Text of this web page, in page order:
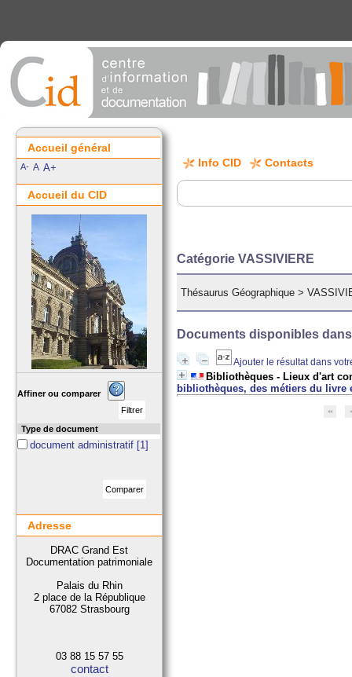
Info CID Contacts
Catégorie VASSIVIERE
Thésaurus Géographique >
Documents disponibles
Ajouter le résultat dans
Bibliothèques - Lieux d'art
bibliothèques, des métiers du livre
Accueil général
A- A A+
Accueil du CID
Affiner ou comparer
Type de document
document administratif [1]
Adresse
DRAC Grand Est
Documentation patrimoniale
Palais du Rhin
2 place de la République
67082 Strasbourg
03 88 15 57 55
contact